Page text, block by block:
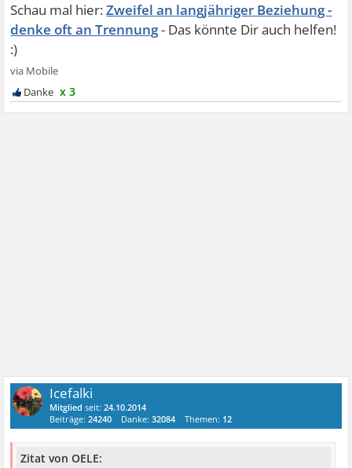
Zweifel an langjähriger Beziehung -
denke oft an Trennung
x 3
Icefalki
Mitglied seit:24.10.2014
Beiträge:24240 Danke:32084 Themen: 12
Zitat von OELE: